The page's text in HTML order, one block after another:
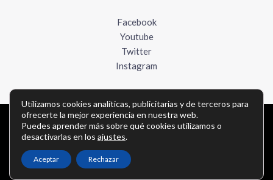
Facebook
Youtube
Twitter
Instagram
Copyright © Todos los derechos reservados -
elboletinmexicano.com
Política de privacidad- Política de cookies
Utilizamos cookies analíticas, publicitarias y de terceros para
ofrecerte la mejor experiencia en nuestra web.
Puedes aprender más sobre qué cookies utilizamos o
desactivarlas en los ajustes.
Aceptar Rechazar